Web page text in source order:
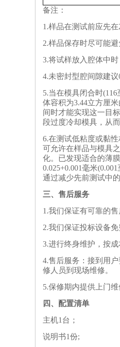
备注：
1.样品在测试前应先
2.样品保存时尽可能
3.将试样放入腔体中时
4.未密封型腔间隙建议
5.当在模具闭合时
体容积为3.44立方厘
间时才能实现这一目
段过度冷却模具，从
6.在测试低粘度或黏
可允许在样品与模具
化。已发现适合的薄
0.025+0.001毫米
通过减少先前测试中
‌三、 售后服务
1 .我们保证有可靠的售
2.我们保证投标设备
3.进行终身维护，按成
4.售后服务：接到用
修人员到现场维修。
5.保修期内提供上门
四、配置清单
主机1台；
说明书1份;